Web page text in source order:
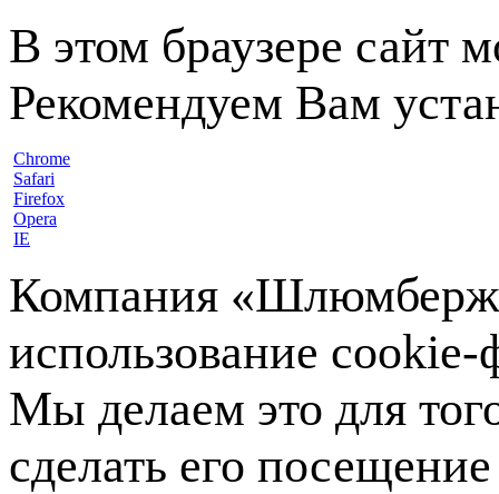
В этом браузере сайт
Рекомендуем Вам
Chrome
Safari
Firefox
Opera
IE
Компания
использование
Мы делаем это для
сделать его